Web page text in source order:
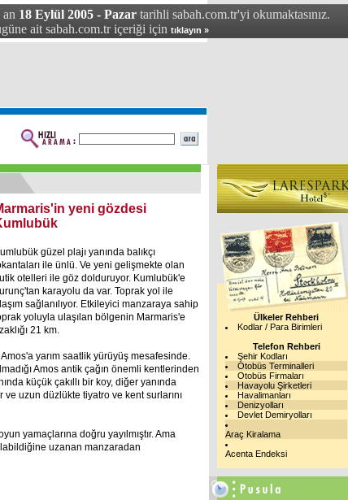
an 18 Eylül 2005 - Pazar tarihli sabah.com.tr'yi okumaktasınız.
ait sabah.com.tr içeriği için tıklayın »
yeni gözdesi
güzel plajı yanında balıkçı
ile ünlü. Ve yeni gelişmekte olan
otelleri ile göz dolduruyor. Kumlubük'e
karayolu da var. Toprak yol ile
sağlanılıyor. Etkileyici manzaraya sahip
yoluyla ulaşılan bölgenin Marmaris'e
21 km.
yarım saatlik yürüyüş mesafesinde.
Amos antik çağın önemli kentlerinden
küçük çakıllı bir koy, diğer yanında
uzun düzlükte tiyatro ve kent surlarını
yamaçlarına doğru yayılmıştır. Ama
uzanan manzaradan
Ülkeler Rehberi
Kodlar / Para Birimleri
Telefon Rehberi
Şehir Kodları
Otobüs Terminalleri
Otobüs Firmaları
Havayolu Şirketleri
Havalimanları
Denizyolları
Devlet Demiryolları
Araç Kiralama
Acenta Endeksi